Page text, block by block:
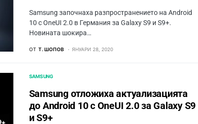
Samsung започнаха разпространението на Android
10 с OneUI 2.0 в Германия за Galaxy S9 и S9+.
Новината шокира…
ОТ Т. ШОПОВ ЯНУАРИ 28, 2020
SAMSUNG
Samsung отложиха актуализацията
до Android 10 с OneUI 2.0 за Galaxy S9
и S9+